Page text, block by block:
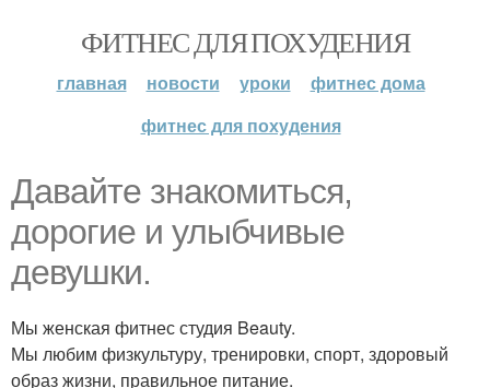
ФИТНЕС ДЛЯ ПОХУДЕНИЯ
главная новости уроки
фитнес дома
фитнес для похудения
Давайте знакомиться,
дорогие и улыбчивые
девушки.
Мы женская фитнес студия Beauty.
Мы любим физкультуру, тренировки, спорт, здоровый
образ жизни, правильное питание.